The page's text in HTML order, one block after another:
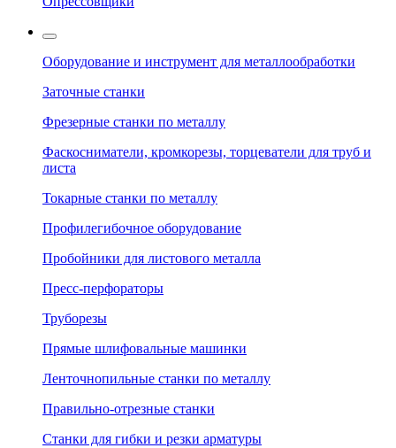
Оборудование и инструмент для металлообработки
Заточные станки
Фрезерные станки по металлу
Фаскосниматели, кромкорезы, торцеватели для труб и
листа
Токарные станки по металлу
Профилегибочное оборудование
Пробойники для листового металла
Пресс-перфораторы
Труборезы
Прямые шлифовальные машинки
Ленточнопильные станки по металлу
Правильно-отрезные станки
Станки для гибки и резки арматуры